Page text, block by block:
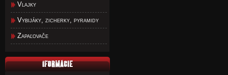
Vlajky
Vybijáky, zicherky, pyramidy
Zapaľovače